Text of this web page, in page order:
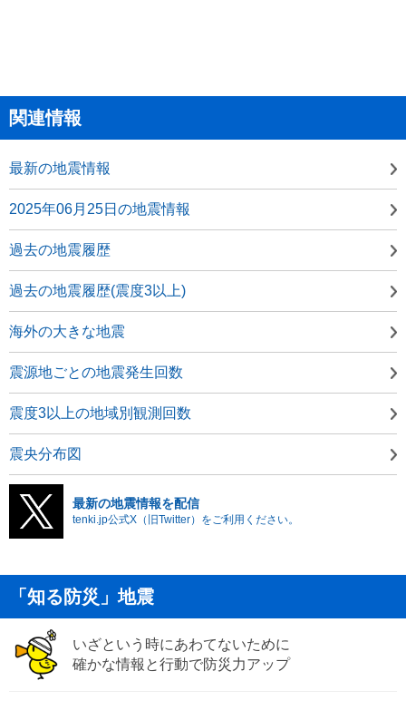
関連情報
最新の地震情報
2025年06月25日の地震情報
過去の地震履歴
過去の地震履歴(震度3以上)
海外の大きな地震
震源地ごとの地震発生回数
震度3以上の地域別観測回数
震央分布図
最新の地震情報を配信
tenki.jp公式X（旧Twitter）をご利用ください。
「知る防災」地震
いざという時にあわてないために
確かな情報と行動で防災力アップ